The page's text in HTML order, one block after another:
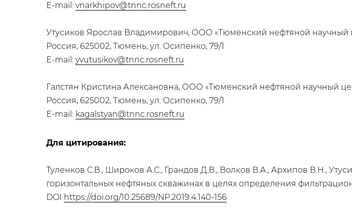
E-mail: vnarkhipov@tnnc.rosneft.ru
Утусиков Ярослав Владимирович, ООО «Тюменский нефтяной научный
Россия, 625002, Тюмень, ул. Осипенко, 79/1
E-mail: yvutusikov@tnnc.rosneft.ru
Галстян Кристина Алексановна, ООО «Тюменский нефтяной научный
Россия, 625002, Тюмень, ул. Осипенко, 79/1
E-mail: kagalstyan@tnnc.rosneft.ru
Для цитирования:
Туленков С.В., Широков А.С., Грандов Д.В., Волков В.А., Архипов В.Н.,
горизонтальных нефтяных скважинах в целях определения
DOI https://doi.org/10.25689/NP.2019.4.140-156